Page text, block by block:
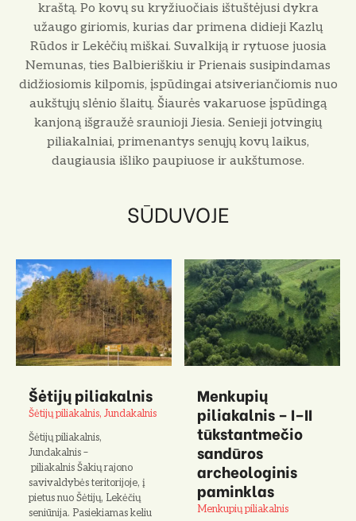
kraštą. Po kovų su kryžiuočiais ištuštėjusi dykra
užaugo giriomis, kurias dar primena didieji Kazlų
Rūdos ir Lekėčių miškai. Suvalkiją ir rytuose juosia
Nemunas, ties Balbieriškiu ir Prienais susipindamas
didžiosiomis kilpomis, įspūdingai atsiveriančiomis nuo
aukštųjų slėnio šlaitų. Šiaurės vakaruose įspūdingą
kanjoną išgraužė sraunioji Jiesia. Senieji jotvingių
piliakalniai, primenantys senųjų kovų laikus,
daugiausia išliko paupiuose ir aukštumose.
SŪDUVOJE
Šėtijų piliakalnis
Šėtijų piliakalnis, Jundakalnis
Šėtijų piliakalnis,
Jundakalnis –
piliakalnis Šakių rajono
savivaldybės teritorijoje, į
pietus nuo Šėtijų, Lekėčių
seniūnija. Pasiekiamas keliu
Menkupių
piliakalnis – I–II
tūkstantmečio
sandūros
archeologinis
paminklas
Menkupių piliakalnis